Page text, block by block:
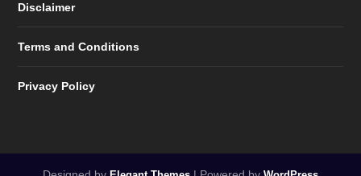
Disclaimer
Terms and Conditions
Privacy Policy